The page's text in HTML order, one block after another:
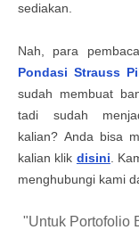
sediakan
Nah, para
Pondasi Strauss
sudah membuat
tadi sudah
kalian? Anda bisa
kalian klik disini
menghubungi kami
"Untuk Portofolio